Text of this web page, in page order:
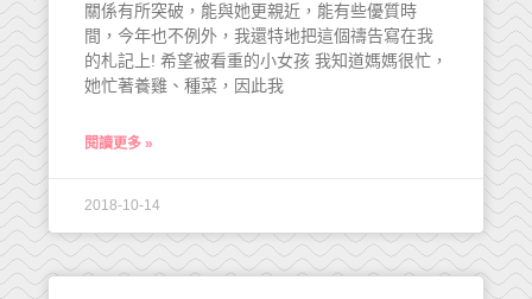
關係有所突破，能與她更親近，能有些優質時
間，今年也不例外，我還特地把這個禱告寫在我
的札記上! 希望被看重的小女孩 我知道媽媽很忙，
她忙著養雞、種菜，因此我
閱讀更多 »
2018-10-14